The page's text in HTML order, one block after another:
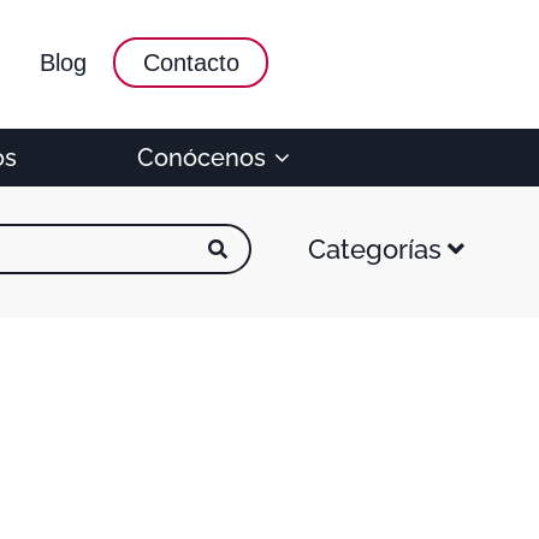
Blog Contacto
Conócenos
Categorías